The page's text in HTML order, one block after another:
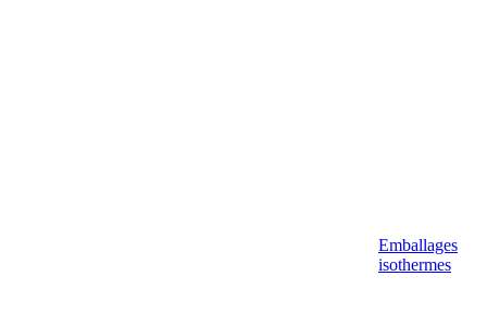
Emballages
isothermes